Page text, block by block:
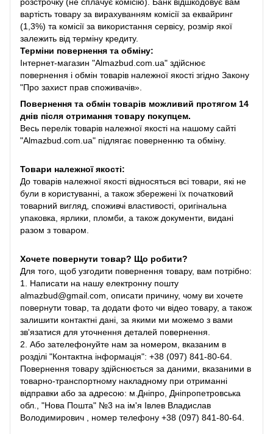
вартість товару за вирахуванням комісії за еквайринг
(1,3%) та комісії за використання сервісу, розмір якої
залежить від терміну кредиту.
Терміни повернення та обміну:
Інтернет-магазин "Almazbud.com.ua" здійснює
повернення і обмін товарів належної якості згідно Закону
"Про захист прав споживачів».
Повернення та обмін товарів можливий протягом 14
днів після отримання товару покупцем.
Весь перелік товарів належної якості на нашому сайті
"Almazbud.com.ua" підлягає поверненню та обміну.
Товари належної якості:
До товарів належної якості відносяться всі товари, які не
були в користуванні, а також збережені їх початковий
товарний вигляд, споживчі властивості, оригінальна
упаковка, ярлики, пломби, а також документи, видані
разом з товаром.
Хочете повернути товар? Що робити?
Для того, щоб узгодити повернення товару, вам потрібно:
1. Написати на нашу електронну пошту
almazbud@gmail.com, описати причину, чому ви хочете
повернути товар, та додати фото чи відео товару, а також
залишити контактні дані, за якими ми можемо з вами
зв'язатися для уточнення деталей повернення.
2. Або зателефонуйте нам за номером, вказаним в
розділі "Контактна інформація": +38 (097) 841-80-64.
Повернення товару здійснюється за даними, вказаними в
товарно-транспортному накладному при отриманні
відправки або за адресою: м.Дніпро, Дніпропетровська
обл., "Нова Пошта" №3 на ім'я Івлев Владислав
Володимирович , номер телефону +38 (097) 841-80-64.